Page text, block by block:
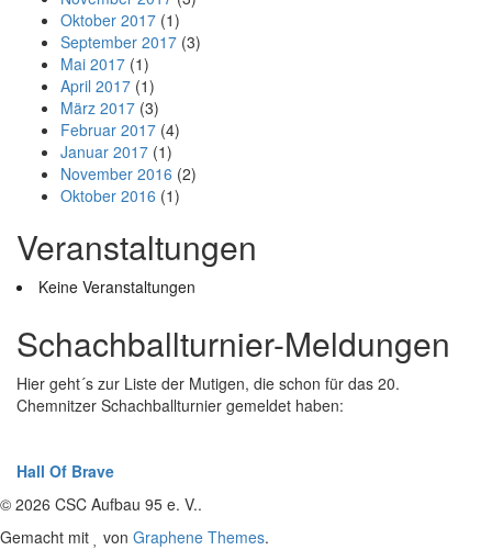
Oktober 2017 (1)
September 2017 (3)
Mai 2017 (1)
April 2017 (1)
März 2017 (3)
Februar 2017 (4)
Januar 2017 (1)
November 2016 (2)
Oktober 2016 (1)
Veranstaltungen
Keine Veranstaltungen
Schachballturnier-Meldungen
Hier geht´s zur Liste der Mutigen, die schon für das 20.
Chemnitzer Schachballturnier gemeldet haben:
Hall Of Brave
© 2026 CSC Aufbau 95 e. V..
Gemacht mit
von Graphene Themes.